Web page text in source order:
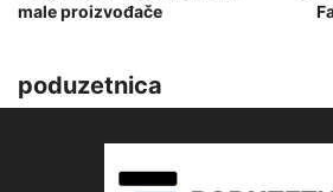
male proizvođače
poduzetnica